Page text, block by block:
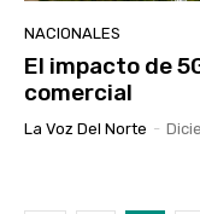
NACIONALES
El impacto de
comercial
La Voz Del Norte -